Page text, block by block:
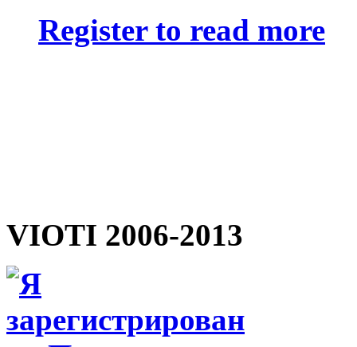
Register to read more
VIOTI 2006-2013